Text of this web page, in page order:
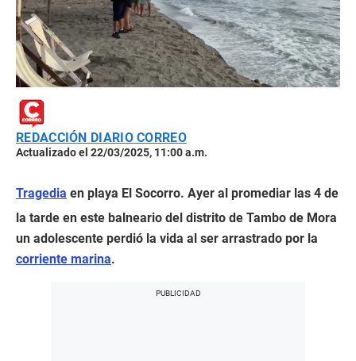
REDACCIÓN DIARIO CORREO
Actualizado el 22/03/2025, 11:00 a.m.
Tragedia en playa El Socorro. Ayer al promediar las 4 de
la tarde en este balneario del distrito de Tambo de Mora
un adolescente perdió la vida al ser arrastrado por la
corriente marina.